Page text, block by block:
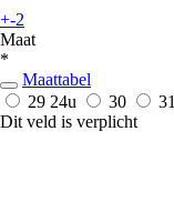
+-2
Maat
*
Maattabel
29 24u 30 31
Dit veld is verplicht